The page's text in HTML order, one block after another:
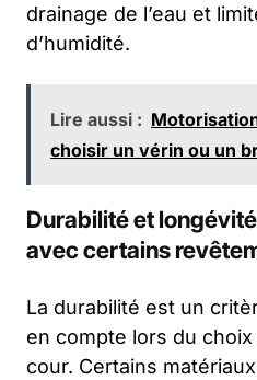
drainage de l’eau et
d’humidité.
Lire aussi :
choisir un vérin ou un
Durabilité et
avec certains
La durabilité est un
en compte lors du
cour. Certains